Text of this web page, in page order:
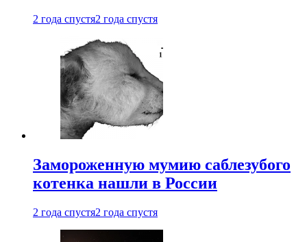
2 года спустя2 года спустя
Замороженную мумию саблезубого
котенка нашли в России
2 года спустя2 года спустя